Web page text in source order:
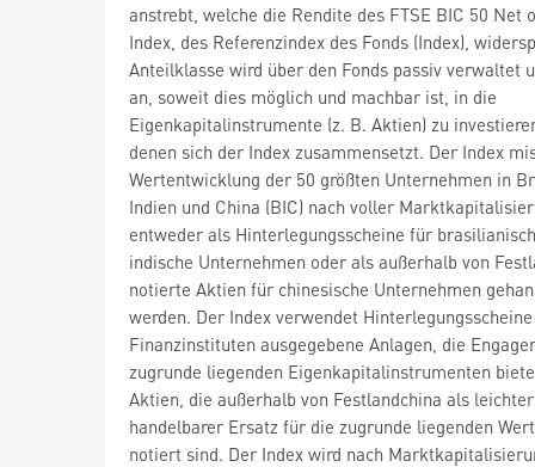
anstrebt, welche die Rendite des FTSE BIC 50 Net
Index, des Referenzindex des Fonds (Index),
Anteilklasse wird über den Fonds passiv verwaltet
an, soweit dies möglich und machbar ist, in die
Eigenkapitalinstrumente (z. B. Aktien) zu
denen sich der Index zusammensetzt. Der Index
Wertentwicklung der 50 größten Unternehmen in
Indien und China (BIC) nach voller
entweder als Hinterlegungsscheine für
indische Unternehmen oder als außerhalb von
notierte Aktien für chinesische Unternehmen
werden. Der Index verwendet
Finanzinstituten ausgegebene Anlagen, die
zugrunde liegenden Eigenkapitalinstrumenten
Aktien, die außerhalb von Festlandchina als leichter
handelbarer Ersatz für die zugrunde liegenden
notiert sind. Der Index wird nach